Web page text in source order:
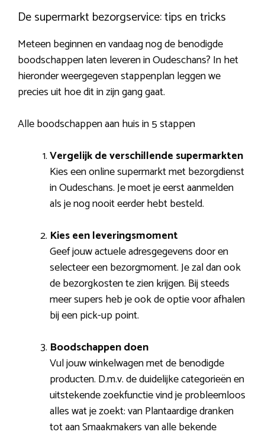
De supermarkt bezorgservice: tips en tricks
Meteen beginnen en vandaag nog de benodigde
boodschappen laten leveren in Oudeschans? In het
hieronder weergegeven stappenplan leggen we
precies uit hoe dit in zijn gang gaat.
Alle boodschappen aan huis in 5 stappen
Vergelijk de verschillende supermarkten
Kies een online supermarkt met bezorgdienst
in Oudeschans. Je moet je eerst aanmelden
als je nog nooit eerder hebt besteld.
Kies een leveringsmoment
Geef jouw actuele adresgegevens door en
selecteer een bezorgmoment. Je zal dan ook
de bezorgkosten te zien krijgen. Bij steeds
meer supers heb je ook de optie voor afhalen
bij een pick-up point.
Boodschappen doen
Vul jouw winkelwagen met de benodigde
producten. D.m.v. de duidelijke categorieën en
uitstekende zoekfunctie vind je probleemloos
alles wat je zoekt: van Plantaardige dranken
tot aan Smaakmakers van alle bekende